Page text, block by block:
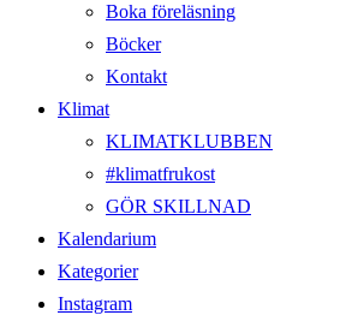
Boka föreläsning
Böcker
Kontakt
Klimat
KLIMATKLUBBEN
#klimatfrukost
GÖR SKILLNAD
Kalendarium
Kategorier
Instagram